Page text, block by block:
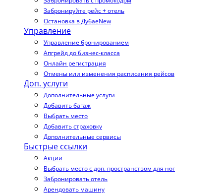
Забронируйте рейс + отель
Остановка в ДубаеNew
Управление
Управление бронированием
Апгрейд до бизнес-класса
Онлайн регистрация
Отмены или изменения расписания рейсов
Доп. услуги
Дополнительные услуги
Добавить багаж
Выбрать место
Добавить страховку
Дополнительные сервисы
Быстрые ссылки
Акции
Выбрать место с доп. пространством для ног
Забронировать отель
Арендовать машину